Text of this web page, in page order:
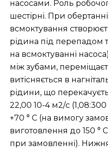
насосами. Роль
шестірні. При
всмоктування
рідина під перепадом
на всмоктуванні
між зубами,
витісняється в
рідини, що
22,00 10-4 м2/с
+70 ° С (на вимогу
виготовлення до 150 °
при замовленні).